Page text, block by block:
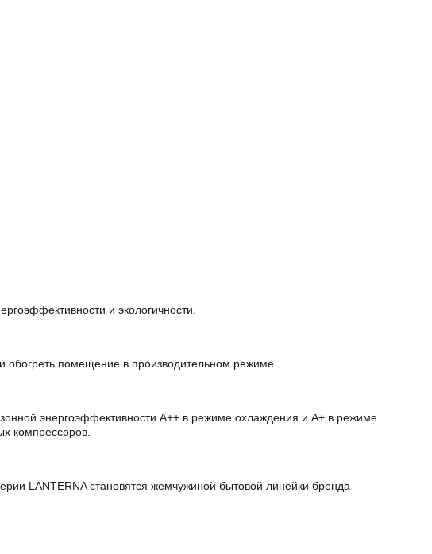
и экологичности.
обогреть помещение в произво­дительном режиме.
энергоэффективности А++ в режиме охлаждения и А+ в режиме
компрессоров.
LANTERNA становятся жемчу­жиной бытовой линейки бренда